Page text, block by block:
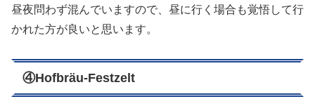
昼夜問わず混んでいますので、昼に行く場合も覚悟して行
かれた方が良いと思います。
④Hofbräu-Festzelt